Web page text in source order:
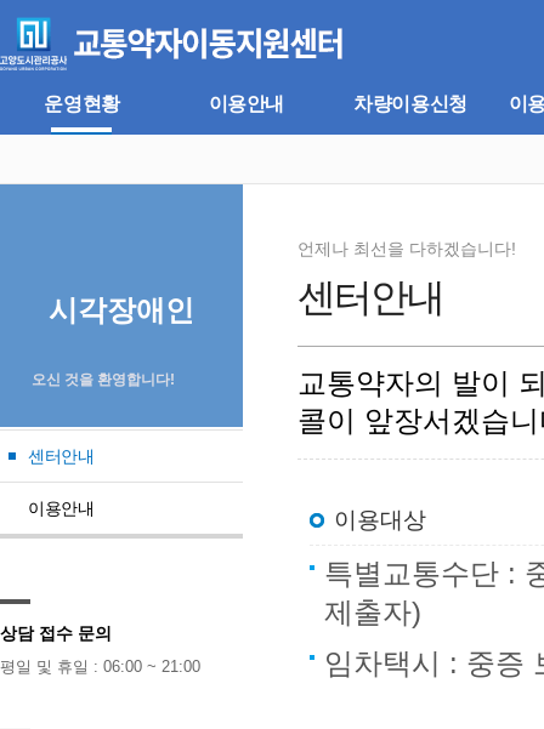
뉴
바
기
바
로
운영현황 이용안내 차량이용신청 이
시각장애인
오신 것을 환영합니다!
센터안내
이용안내
상담 접수 문의
평일 및 휴일 : 06:00 ~ 21:00
센터안내
언제나 최선을 다하겠습니다!
교통약자의 발이
콜이 앞장서겠습
이용대상
특별교통수단 :
제출자)
임차택시 : 중증